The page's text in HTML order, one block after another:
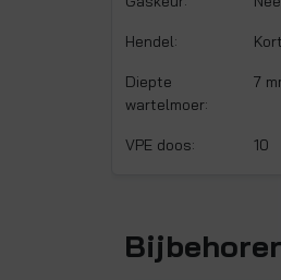
Hendel: Kort
Diepte
wartelmoer:
7
VPE doos: 10